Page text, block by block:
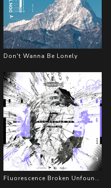
Don't Wanna Be Lonely
Fluorescence Broken Unfounded（荧轮破光）